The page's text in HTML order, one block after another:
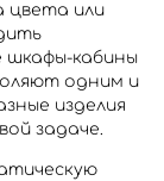
цвета или
шкафы-кабины
одним и
изделия
задаче​.